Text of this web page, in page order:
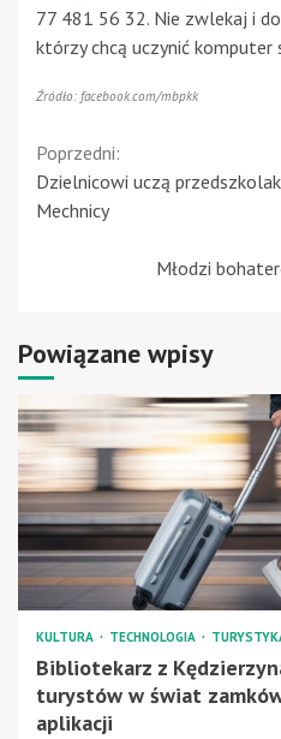
77 481 56 32. Nie zwlekaj i
którzy chcą uczynić komputer
Źródło: facebook.com/mbpkk
Continue
Reading
Poprzedni:
Dzielnicowi uczą
Mechnicy
Młodzi
Powiązane wpisy
KULTURA TECHNOLOGIA
Bibliotekarz z
turystów w świat
aplikacji